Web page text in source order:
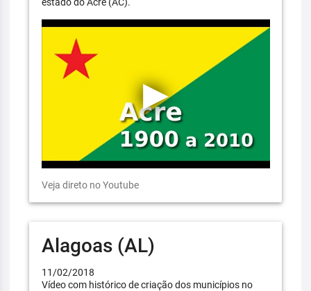
Veja direto no Youtube
Alagoas (AL)
11/02/2018
Vídeo com histórico de criação dos municípios no